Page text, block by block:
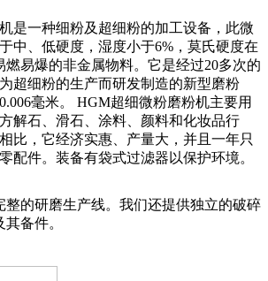
是一种细粉及超细粉的加工设备，此微
中、低硬度，湿度小于6%，莫氏硬度在
燃易爆的非金属物料。它是经过20多次的
超细粉的生产而研发制造的新型磨粉
毫米。 HGM超细微粉磨粉机主要用
解石、滑石、涂料、颜料和化妆品行
比，它经济实惠、产量大，并且一年只
配件。装备有袋式过滤器以保护环境。
整的研磨生产线。我们还提供独立的破碎
备件。